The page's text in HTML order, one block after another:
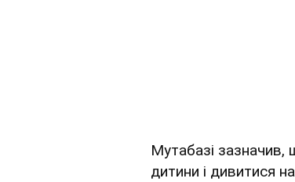
Мутабазі зазначив,
дитини і дивитися